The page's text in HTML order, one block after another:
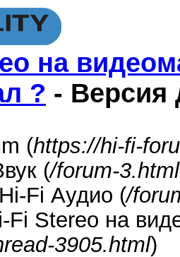
на
? - Версия
(https://hi-fi-
(/forum-3.html
Fi Аудио (/
Fi Stereo на
3905.html)